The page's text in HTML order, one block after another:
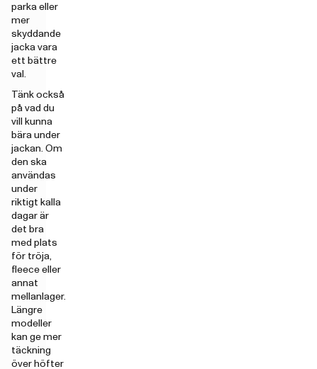
parka eller
mer
skyddande
jacka vara
ett bättre
val.
Tänk också
på vad du
vill kunna
bära under
jackan. Om
den ska
användas
under
riktigt kalla
dagar är
det bra
med plats
för tröja,
fleece eller
annat
mellanlager.
Längre
modeller
kan ge mer
täckning
över höfter